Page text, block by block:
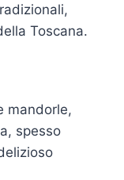
Toscana.
mandorle,
spesso